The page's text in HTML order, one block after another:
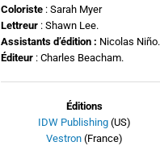
Coloriste : Sarah Myer
Lettreur : Shawn Lee.
Assistants d’édition : Nicolas Niño.
Éditeur : Charles Beacham.
Éditions
IDW Publishing(US)
Vestron(France)